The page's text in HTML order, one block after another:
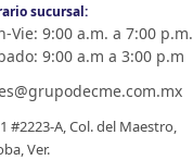
sucursal:
Vie: 9:00 a.m. a 7:00 p.m.
9:00 a.m a 3:00 p.m
#2223-A, Col. del Maestro,
Ver.